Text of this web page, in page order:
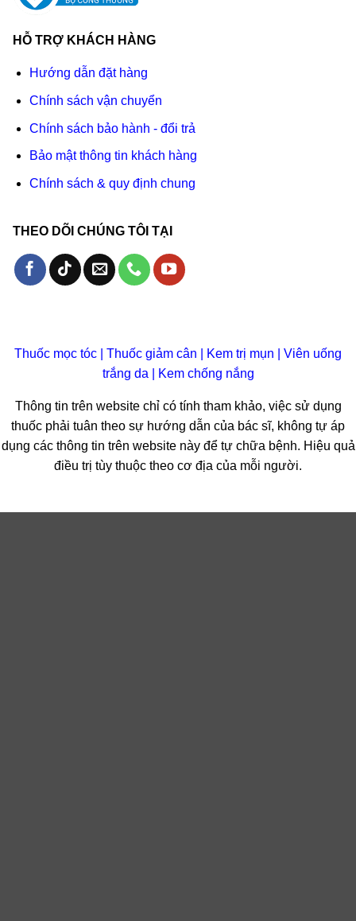
HỖ TRỢ KHÁCH HÀNG
Hướng dẫn đặt hàng
Chính sách vận chuyển
Chính sách bảo hành - đổi trả
Bảo mật thông tin khách hàng
Chính sách & quy định chung
THEO DÕI CHÚNG TÔI TẠI
Thuốc mọc tóc Thuốc giảm cân Kem trị mụn
Viên uống
trắng da
Kem chống nắng
Thông tin trên website chỉ có tính tham khảo, việc sử dụng
thuốc phải tuân theo sự hướng dẫn của bác sĩ, không tự áp
dụng các thông tin trên website này để tự chữa bệnh. Hiệu quả
điều trị tùy thuộc theo cơ địa của mỗi người.